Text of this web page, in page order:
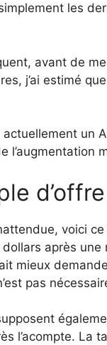
les
avant de
j’ai estimé
actuellement un
voici
après
mieux
pas
l’acompte.